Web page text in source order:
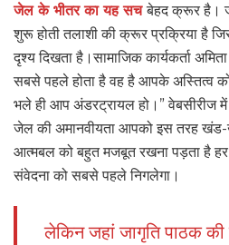
जेल के भीतर का यह सचबेहद क्रूर है।
शुरू होती तलाशी की क्रूर प्रक्रिया है
दृश्य दिखता है।सामाजिक कार्यकर्ता
सबसे पहले होता है वह है आपके अस्तित्व को
भले ही आप अंडरट्रायल हो।” वेबसीरीज
जेल की अमानवीयता आपको इस तरह
आत्मबल को बहुत मजबूत रखना पड़ता है
संवेदना को सबसे पहले निगलेगा।
लेकिन जहां जागृति पाठक की